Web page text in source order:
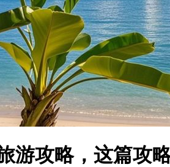
游攻略，这篇攻